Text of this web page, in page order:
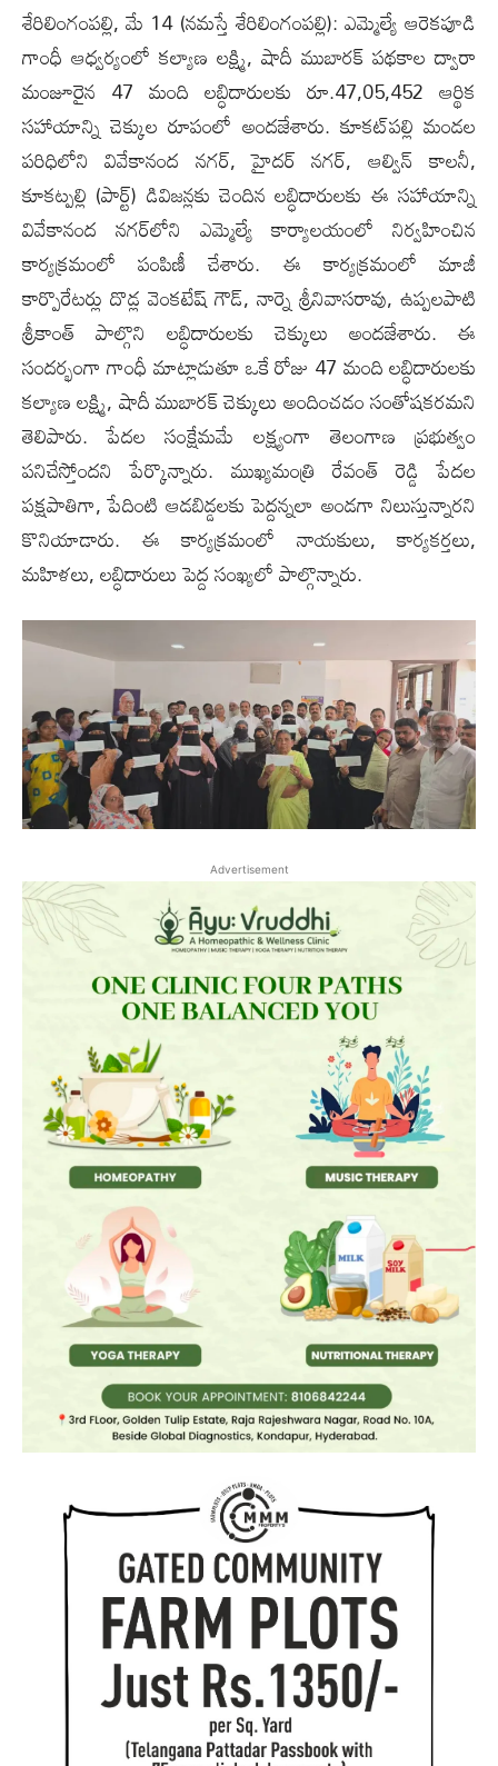
శేరిలింగంప‌ల్లి, మే 14 (న‌మ‌స్తే శేరిలింగంప‌ల్లి): ఎమ్మెల్యే ఆరెకపూడి
గాంధీ ఆధ్వర్యంలో కల్యాణ లక్ష్మి, షాదీ ముబారక్ పథకాల ద్వారా
మంజూరైన 47 మంది లబ్ధిదారులకు రూ.47,05,452 ఆర్థిక
సహాయాన్ని చెక్కుల రూపంలో అందజేశారు. కూకట్‌ప‌ల్లి మండల‌
పరిధిలోని వివేకానంద నగర్, హైదర్ నగర్, ఆల్విన్ కాలనీ,
కూకట్పల్లి (పార్ట్) డివిజన్లకు చెందిన లబ్ధిదారులకు ఈ సహాయాన్ని
వివేకానంద నగర్‌లోని ఎమ్మెల్యే కార్యాలయంలో నిర్వహించిన
కార్యక్రమంలో పంపిణీ చేశారు. ఈ కార్యక్రమంలో మాజీ
కార్పొరేటర్లు దొడ్ల వెంకటేష్ గౌడ్, నార్నె శ్రీనివాసరావు, ఉప్పలపాటి
శ్రీకాంత్ పాల్గొని లబ్ధిదారులకు చెక్కులు అందజేశారు. ఈ
సందర్భంగా గాంధీ మాట్లాడుతూ ఒకే రోజు 47 మంది లబ్ధిదారులకు
కల్యాణ లక్ష్మి, షాదీ ముబారక్ చెక్కులు అందించడం సంతోషకరమని
తెలిపారు. పేదల సంక్షేమమే లక్ష్యంగా తెలంగాణ ప్రభుత్వం
పనిచేస్తోందని పేర్కొన్నారు. ముఖ్యమంత్రి రేవంత్ రెడ్డి పేదల
పక్షపాతిగా, పేదింటి ఆడబిడ్డలకు పెద్దన్నలా అండగా నిలుస్తున్నారని
కొనియాడారు. ఈ కార్యక్రమంలో నాయకులు, కార్యకర్తలు,
మహిళలు, లబ్ధిదారులు పెద్ద సంఖ్యలో పాల్గొన్నారు.
Advertisement